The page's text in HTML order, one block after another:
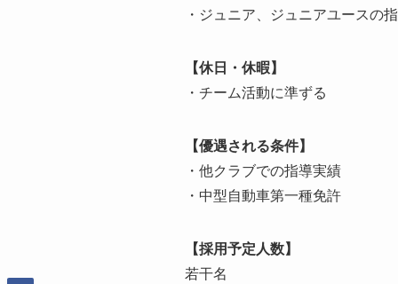
・ジュニア、ジュニアユースの
【休日・休暇】
・チーム活動に準ずる
【優遇される条件】
・他クラブでの指導実績
・中型自動車第一種免許
【採用予定人数】
若干名